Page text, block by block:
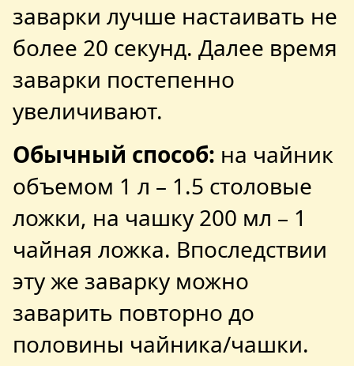
заварки лучше настаивать не
более 20 секунд. Далее время
заварки постепенно
увеличивают.
Обычный способ: на чайник
объемом 1 л – 1.5 столовые
ложки, на чашку 200 мл – 1
чайная ложка. Впоследствии
эту же заварку можно
заварить повторно до
половины чайника/чашки.